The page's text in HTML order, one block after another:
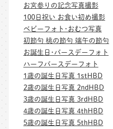
お宮参りの記念写真撮影
100日祝い お食い初め撮影
ベビーフォト･おむつ写真
初節句 桃の節句 端午の節句
お誕生日･バースデーフォト
ハーフバースデーフォト
1歳の誕生日写真 1stHBD
2歳の誕生日写真 2ndHBD
3歳の誕生日写真 3rdHBD
4歳の誕生日写真 4thHBD
5歳の誕生日写真 5thHBD